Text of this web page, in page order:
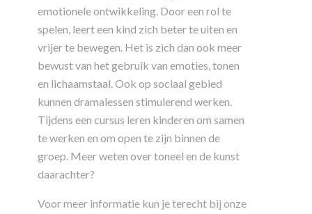
emotionele ontwikkeling. Door een rol te
spelen, leert een kind zich beter te uiten en
vrijer te bewegen. Het is zich dan ook meer
bewust van het gebruik van emoties, tonen
en lichaamstaal. Ook op sociaal gebied
kunnen dramalessen stimulerend werken.
Tijdens een cursus leren kinderen om samen
te werken en om open te zijn binnen de
groep. Meer weten over toneel en de kunst
daarachter?
Voor meer informatie kun je terecht bij onze